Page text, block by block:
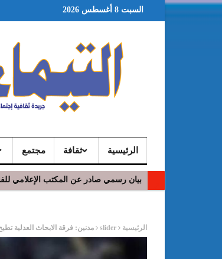
السبت 8 أغسطس 2026
الرئيسية ثقافة مجتمع
بيان رسمي صادر عن المكتب الإعلامي
الرئيسية slider مدنين: فرقة الابحاث العدلية